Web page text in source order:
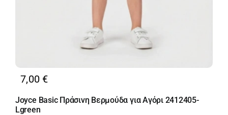
7,00 €
Joyce Basic Πράσινη Βερμούδα για Αγόρι 2412405-
Lgreen